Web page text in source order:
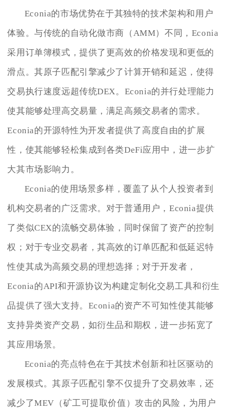
Econia的市场优势在于其独特的技术架构和用户
体验。与传统的自动化做市商（AMM）不同，Econia
采用订单簿模式，提供了更高效的价格发现和更低的
滑点。其原子匹配引擎减少了计算开销和延迟，使得
交易执行速度远超传统DEX。Econia的并行处理能力
使其能够处理高交易量，满足高频交易者的需求。
Econia的开源特性为开发者提供了高度自由的扩展
性，使其能够轻松集成到各类DeFi应用中，进一步扩
大其市场影响力。
Econia的使用场景多样，覆盖了从个人投资者到
机构交易者的广泛需求。对于普通用户，Econia提供
了类似CEX的流畅交易体验，同时保留了资产的控制
权；对于专业交易者，其高效的订单匹配和低延迟特
性使其成为高频交易的理想选择；对于开发者，
Econia的API和开源协议为构建定制化交易工具和衍生
品提供了强大支持。Econia的资产不可知性使其能够
支持异类资产交易，如衍生品和期权，进一步拓宽了
其应用场景。
Econia的亮点特色在于其技术创新和社区驱动的
发展模式。其原子匹配引擎不仅提升了交易效率，还
减少了MEV（矿工可提取价值）攻击的风险，为用户